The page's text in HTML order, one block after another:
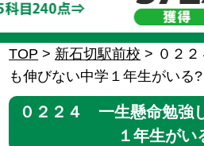
TOP > 新石切駅前校 > ０２
も伸びない中学１年生がいる
０２２４ 一生懸命勉強
１年生が